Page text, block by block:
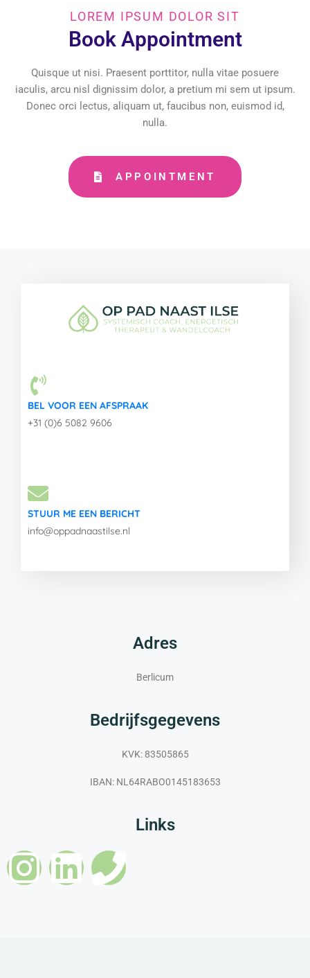
LOREM IPSUM DOLOR SIT
Book Appointment
Quisque ut nisi. Praesent porttitor, nulla vitae posuere
iaculis, arcu nisl dignissim dolor, a pretium mi sem ut ipsum.
Donec orci lectus, aliquam ut, faucibus non, euismod id,
nulla.
APPOINTMENT
Welk pad bewandel jij?
energie weer stromen
BEL VOOR EEN AFSPRAAK
+31 (0)6 5082 9606
STUUR ME EEN BERICHT
info@oppadnaastilse.nl
Adres
Berlicum
Bedrijfsgegevens
KVK: 83505865
IBAN: NL64RABO0145183653
Links